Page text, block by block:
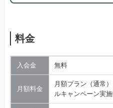
料金
入会金 無料
月額料金
月額プラン（通常
ルキャンペーン実